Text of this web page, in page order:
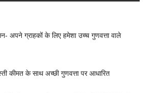
अपने ग्राहकों के लिए हमेशा उच्च गुणवत्ता वाले
कीमत के साथ अच्छी गुणवत्ता पर आधारित